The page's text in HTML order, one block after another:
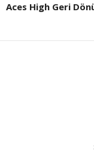
Aces High Geri